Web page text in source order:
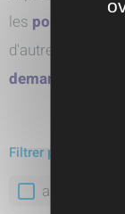
les pompes
d'autres
demander conseil
Filtrer par marques
abaque